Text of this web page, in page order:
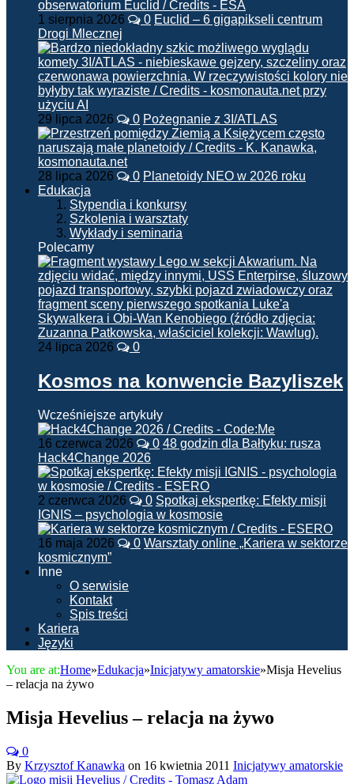
1 sierpnia 2026 0 Euclid – 6 gigapikseli centrum
Drogi Mlecznej
29 lipca 2026 0 Pożegnanie z 3I/ATLAS
28 lipca 2026 0 Planetoidy NEO w 2026 roku
Edukacja
Stypendia i konkursy
Szkolenia i warsztaty
Wykłady i seminaria
Polecamy
24 lipca 2026 0
Kosmos na konwencie Bazyliszek
Wcześniejsze artykuły
16 czerwca 2026 0 48 godzin dla Bałtyku: rusza
Hack4Change 2026
2 czerwca 2026 0 Spotkaj ekspertkę: Efekty misji
IGNIS – psychologia w kosmosie
16 maja 2026 0 Warsztaty online „Kariera w sektorze
kosmicznym”
Inne
O serwisie
Kontakt
Spis treści
Kariera
Języki
You are at:Home»Edukacja»Inicjatywy amatorskie»Misja Hevelius
– relacja na żywo
Misja Hevelius – relacja na żywo
0
By Krzysztof Kanawka on 16 kwietnia 2011 Inicjatywy amatorskie